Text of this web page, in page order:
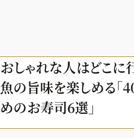
8月の毎日コーデ
50代なに着てる？
ファッション特集
ヘアスタイル・ヘアケア
エイジングケア
メイク
50代ベストコスメ
ヘルスケア
ヘルスケアTOPICS
更年期
ストレッチ・エクササイズ
ライフスタイル
車・家電
エクラ 華組
おしゃれな人はどこに
魚の旨味を楽しめる「
めのお寿司6選」